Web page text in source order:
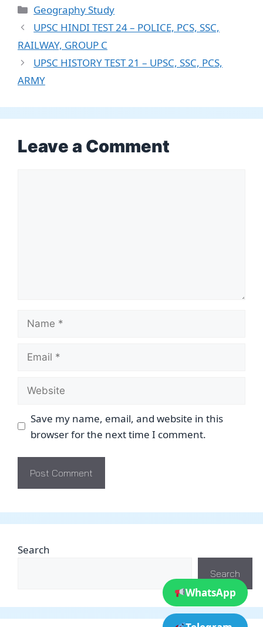
WhatsApp
Categories
Geography Study
UPSC HINDI TEST 24 – POLICE, PCS, SSC,
RAILWAY, GROUP C
UPSC HISTORY TEST 21 – UPSC, SSC, PCS,
ARMY
Leave a Comment
Name
Email
Website
Save my name, email, and website in this
browser for the next time I comment.
Search
Search